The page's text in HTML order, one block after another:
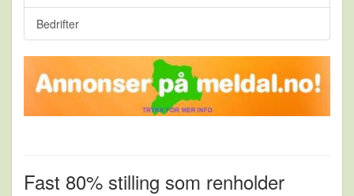
Bedrifter
Fast 80% stilling som renholder